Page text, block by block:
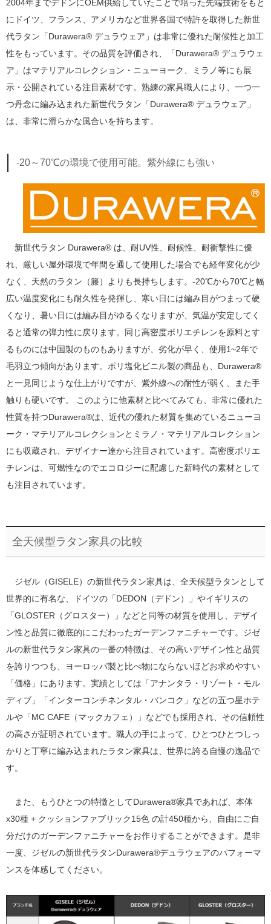
2004年までデドンにOEM供給していたことで培った先端技術をもと
にドイツ、フランス、アメリカなど世界各国で特許を取得した新世
代ラタン「Durawera® デュラウェア」は非常に優れた耐候性と加工
性をもっています。その品質を評価され、「Durawera® デュラウェ
ア」はマテリアルコレクション・ニューヨーク、ミラノ等にも展
示・公開されている注目素材です。熟練の家具職人により、一つ一
つ丹念に編み込まれた新世代ラタン「Durawera® デュラウェア」
は、非常に滑らかな風合いを持ちます。
-20～70℃の環境で使用可能。紫外線にも強い
新世代ラタン Durawera® は、耐UV性、耐候性、耐衝撃性に優
れ、厳しい屋外環境で年間を通して使用した場合でも経年変化が少
なく、天然のラタン（籐）よりも長持ちします。-20℃から70℃と幅
広い温度変化にも耐久性を発揮し、寒い日には編み目がつまって硬
くなり、暑い日には編み目がゆるくなりますが、気温が安定してく
ると通常の弾力性に戻ります。同じ高密度ポリエチレンを原料とす
るものには中国製のものもありますが、劣化が早く、使用1~2年で
毛羽立つ傾向があります。ポリ塩化ビニル製の商品も、Durawera®
と一見同じような仕上がりですが、紫外線への耐性が弱く、また手
触りも硬いです。 このように他素材と比べてみても、非常に優れた
性質を持つDurawera®は、近代の優れた材質を集めているニューヨ
ーク・マテリアルコレクションとミラノ・マテリアルコレクション
にも収蔵され、デザイナー達から注目されています。高密度ポリエ
チレンは、可燃性なのでエコロジーに配慮した新時代の素材として
も注目されています。
全天候型ラタン家具の比較
ジゼル（GISELE）の新世代ラタン家具は、全天候型ラタンとして
世界的に有名な、ドイツの「DEDON（デドン）」やイギリスの
「GLOSTER（グロスター）」などと同等の材質を使用し、デザイ
ン性と品質に徹底的にこだわったガーデンファニチャーです。ジゼ
ルの新世代ラタン家具の一番の特徴は、その高いデザイン性と品質
を誇りつつも、ヨーロッパ製と比べ物にならないほどお求めやすい
「価格」にあります。実績としては「アナンタラ・リゾート・モル
ディブ」「インターコンチネンタル・バンコク」などの五つ星ホテ
ルや「MC CAFE（マックカフェ）」などでも採用され、その信頼性
の高さが証明されています。職人の手によって、ひとつひとつしっ
かりと丁寧に編み込まれたラタン家具は、世界に誇る自慢の逸品で
す。
また、もうひとつの特徴としてDurawera®家具であれば、本体
x30種 + クッションファブリック15色 の計450種から、自由にご自
分だけのガーデンファニチャーをお作りすることができます。是非
一度、ジゼルの新世代ラタンDurawera®デュラウェアのパフォーマ
ンスを体感してください。